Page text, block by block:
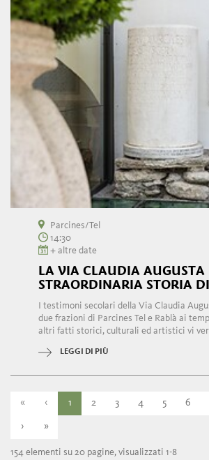
Parcines/Tel
14:30
+ altre date
LA VIA CLAUDIA AUGUSTA
STRAORDINARIA STORIA
I testimoni secolari della Via Claudia
due frazioni di Parcines Tel e Rablà ai
altri fatti storici, culturali ed artistici vi
LEGGI DI PIÙ
« ‹ 1 2 3 4 5 6
› »
154 elementi su 20 pagine, visualizzati 1-8